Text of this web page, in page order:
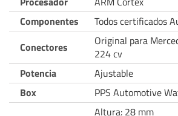
Componentes
Todos certificados
Conectores
Original para
224 cv
Potencia
Ajustable
Box
PPS Automotive
Altura: 28 mm